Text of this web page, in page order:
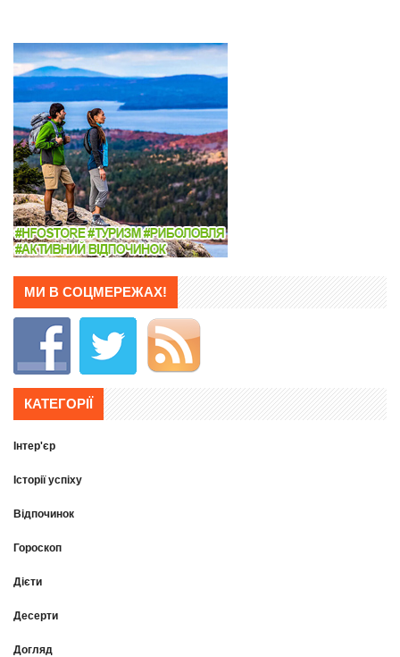
МИ В СОЦМЕРЕЖАХ!
КАТЕГОРІЇ
Інтер'єр
Історії успіху
Відпочинок
Гороскоп
Дієти
Десерти
Догляд